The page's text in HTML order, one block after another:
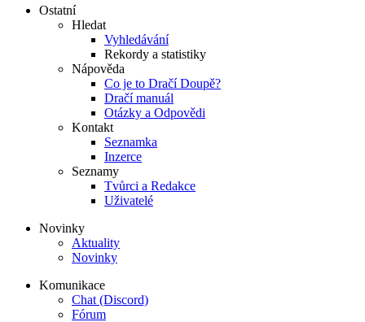
Ostatní
Hledat
Vyhledávání
Rekordy a statistiky
Nápověda
Co je to Dračí Doupě?
Dračí manuál
Otázky a Odpovědi
Kontakt
Seznamka
Inzerce
Seznamy
Tvůrci a Redakce
Uživatelé
Novinky
Aktuality
Novinky
Komunikace
Chat (Discord)
Fórum